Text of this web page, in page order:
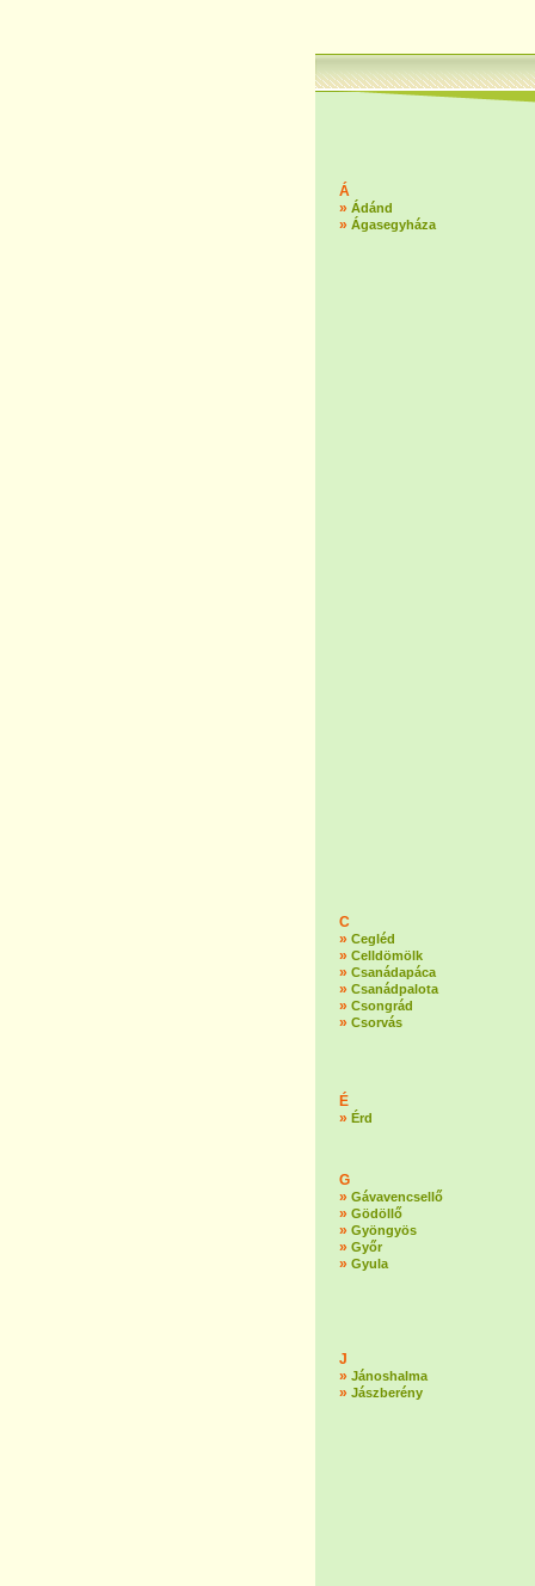
Á
» Ádánd
» Ágasegyháza
C
» Cegléd
» Celldömölk
» Csanádapáca
» Csanádpalota
» Csongrád
» Csorvás
É
» Érd
G
» Gávavencsellő
» Gödöllő
» Gyöngyös
» Győr
» Gyula
J
» Jánoshalma
» Jászberény